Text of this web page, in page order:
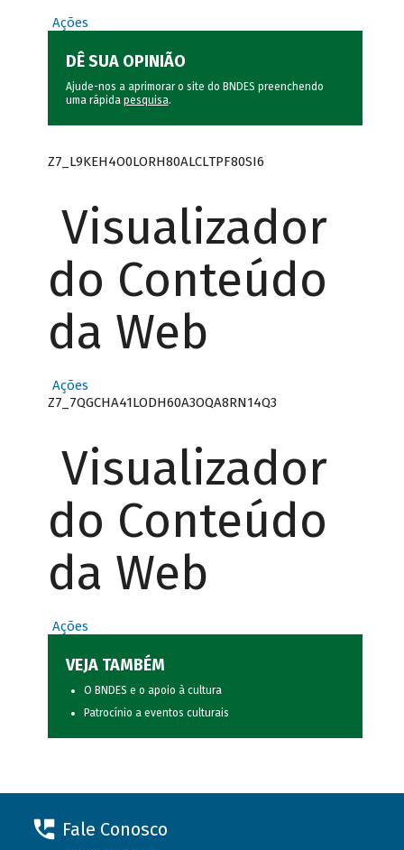
Ações
DÊ SUA OPINIÃO
Ajude-nos a aprimorar o site do BNDES preenchendo
uma rápida pesquisa.
Z7_L9KEH4O0LORH80ALCLTPF80SI6
Visualizador
do Conteúdo
da Web
Ações
Z7_7QGCHA41LODH60A3OQA8RN14Q3
Visualizador
do Conteúdo
da Web
Ações
VEJA TAMBÉM
O BNDES e o apoio à cultura
Patrocínio a eventos culturais
Fale Conosco